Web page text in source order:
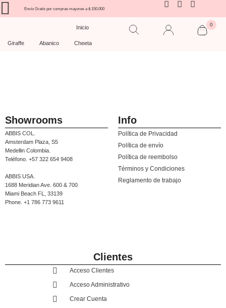
Envío Gratís por compras mayores a $ 150.000
Inicio
Giraffe Abanico Cheeta
0
Showrooms
ABBIS COL.
Amsterdam Plaza, S5
Medellin Colombia.
Teléfono. +57 322 654 9408
ABBIS USA.
1688 Meridian Ave. 600 & 700
Miami Beach FL, 33139
Phone. +1 786 773 9611
Info
Política de Privacidad
Política de envío
Política de reembolso
Términos y Condiciones
Reglamento de trabajo
Clientes
Acceso Clientes
Acceso Administrativo
Crear Cuenta